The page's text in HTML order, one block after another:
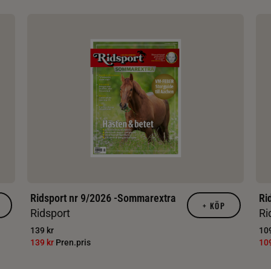
Ridsport nr 9/2026 -Sommarextra
Ridsport
139 kr
139 kr Pren.pris
+ KÖP